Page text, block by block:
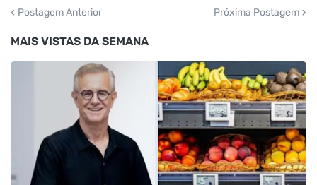
Postagem Anterior Próxima Postagem
MAIS VISTAS DA SEMANA